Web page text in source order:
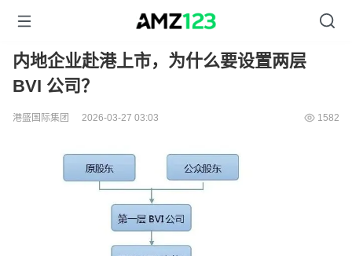
内地企业赴港上市，为什么要设置两层
BVI 公司？
港盛国际集团 2026-03-27 03:03 1582